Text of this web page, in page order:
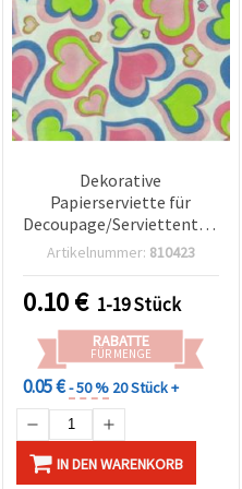
Dekorative
Papierserviette für
Decoupage/Serviettentechnik,
2‑lagig, 33 x 33 cm, 1
Artikelnummer: 810423
0.10€ 1-19 Stück
RABATTE
FÜR MENGE
0.05 €- 50 % 20 Stück +
IN DEN WARENKORB